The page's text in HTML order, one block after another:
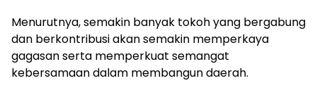
Menurutnya, semakin banyak tokoh yang bergabung
dan berkontribusi akan semakin memperkaya
gagasan serta memperkuat semangat
kebersamaan dalam membangun daerah.